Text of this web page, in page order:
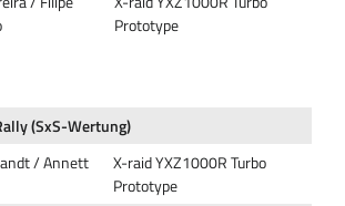
Prototype
(SxS-Wertung)
/ Annett
X-raid YXZ1000R Turbo
Prototype